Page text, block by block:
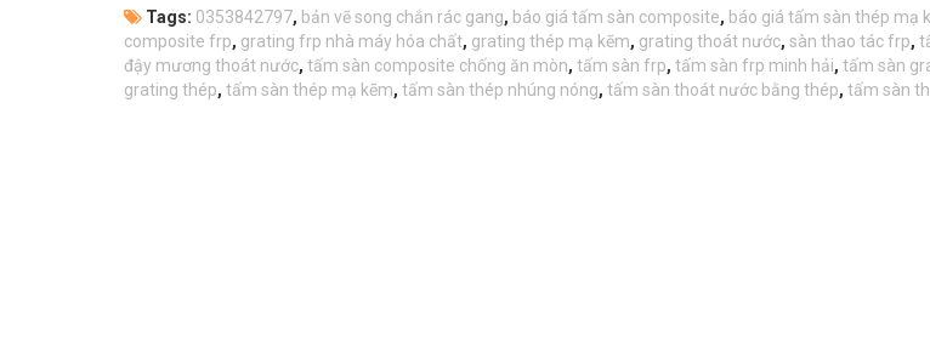
Tags: 0353842797, bản vẽ song chắn rác gang, báo giá tấm sàn composite, báo giá tấm sàn thép mạ
composite frp, grating frp nhà máy hóa chất, grating thép mạ kẽm, grating thoát nước, sàn thao tác frp,
đậy mương thoát nước, tấm sàn composite chống ăn mòn, tấm sàn frp, tấm sàn frp minh hải, tấm sàn
grating thép, tấm sàn thép mạ kẽm, tấm sàn thép nhúng nóng, tấm sàn thoát nước bằng thép, tấm sàn